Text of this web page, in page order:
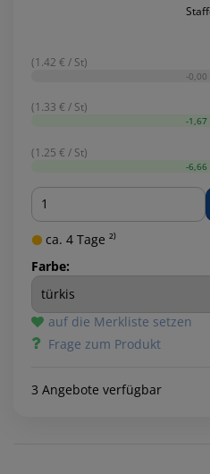
(1.42 € / St)
-0,00
(1.33 € / St)
-1,67
(1.25 € / St)
-6,66
Menge
ca. 4 Tage ²⁾
Farbe:
auf die Merkliste setzen
Frage zum Produkt
3 Angebote verfügbar